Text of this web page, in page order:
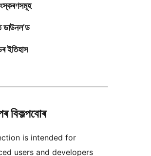
ডাউনল’ড
ইতিহাস
বিকল্পবোৰ
is intended for
users and developers